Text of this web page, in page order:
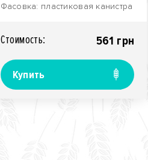
Фасовка: пластиковая канистра
Стоимость: 561 грн
Купить